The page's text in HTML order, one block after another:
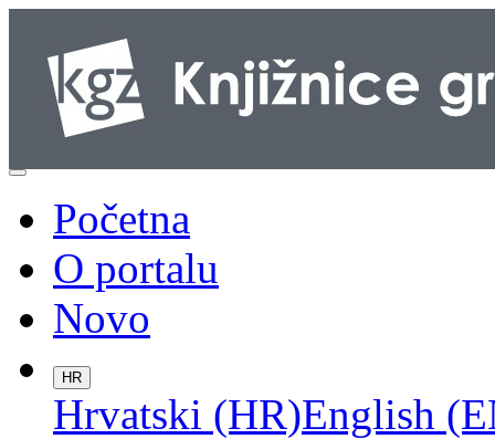
Početna
O portalu
Novo
HR
Hrvatski (HR)English